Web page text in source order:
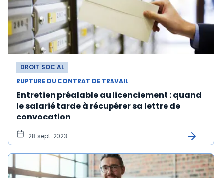
DROIT SOCIAL
RUPTURE DU CONTRAT DE TRAVAIL
Entretien préalable au licenciement : quand
le salarié tarde à récupérer sa lettre de
convocation
28 sept. 2023